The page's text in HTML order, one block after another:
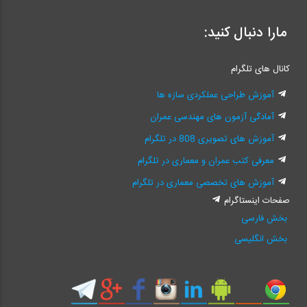
مارا دنبال کنید:
کانال های تلگرام
آموزش طراحی عملکردی سازه ها
آمادگی آزمون های مهندسی عمران
آموزش های تصویری 808 در تلگرام
معرفی کتب عمران و معماری در تلگرام
آموزش های تخصصی معماری در تلگرام
صفحات اینستاگرام
بخش فارسی
بخش انگلیسی